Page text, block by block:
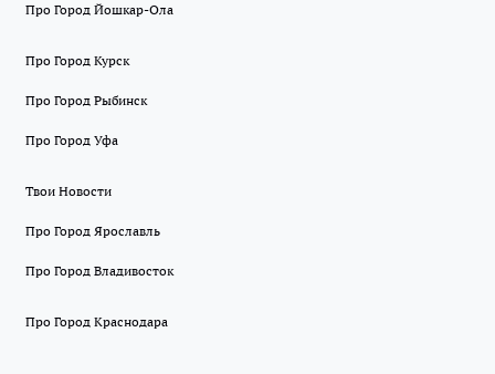
Про Город Йошкар-Ола
Про Город Курск
Про Город Рыбинск
Про Город Уфа
Твои Новости
Про Город Ярославль
Про Город Владивосток
Про Город Краснодара